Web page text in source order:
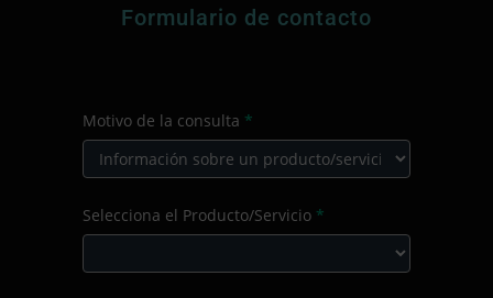
Formulario de contacto
CONTACTO
PRINCIPAL
Motivo de la consulta *
de
Selecciona el Producto/Servicio *